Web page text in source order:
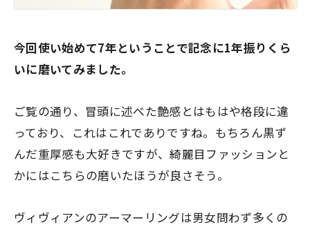
今回使い始めて7年ということで記念に1年振りくら
いに磨いてみました。
ご覧の通り、冒頭に述べた艶感とはもはや格段に違
っており、これはこれでありですね。もちろん黒ず
んだ重厚感も大好きですが、綺麗目ファッションと
かにはこちらの磨いたほうが良さそう。
ヴィヴィアンのアーマーリングは男女問わず多くの